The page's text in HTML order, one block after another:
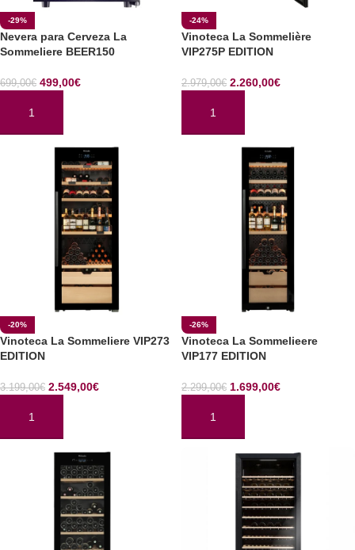
-29%
Nevera para Cerveza La
Sommeliere BEER150
699,00€ 499,00€
AÑADIR AL CARRITO
-24%
Vinoteca La Sommelière
VIP275P EDITION
2.979,00€ 2.260,00€
AÑADIR AL CARRITO
-20%
Vinoteca La Sommeliere VIP273
EDITION
3.199,00€ 2.549,00€
AÑADIR AL CARRITO
-26%
Vinoteca La Sommelieere
VIP177 EDITION
2.299,00€ 1.699,00€
AÑADIR AL CARRITO